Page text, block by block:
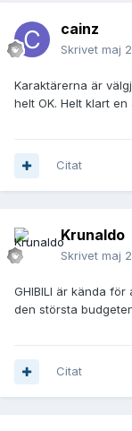
cainz
Skrivet maj
Karaktärerna är
helt OK. Helt klart
Citat
Krunaldo
Skrivet maj
GHIBILI är kända
den största
Citat